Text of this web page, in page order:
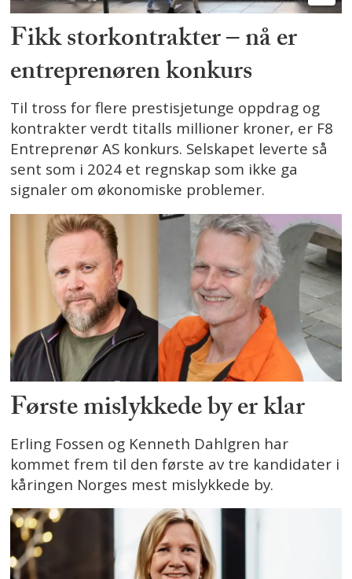
Fikk storkontrakter – nå er
entreprenøren konkurs
Til tross for flere prestisjetunge oppdrag og
kontrakter verdt titalls millioner kroner, er F8
Entreprenør AS konkurs. Selskapet leverte så
sent som i 2024 et regnskap som ikke ga
signaler om økonomiske problemer.
Første mislykkede by er klar
Erling Fossen og Kenneth Dahlgren har
kommet frem til den første av tre kandidater i
kåringen Norges mest mislykkede by.